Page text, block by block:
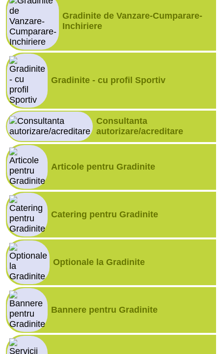
Gradinite de Vanzare-Cumparare-
Inchiriere
Gradinite - cu profil Sportiv
Consultanta
autorizare/acreditare
Articole pentru Gradinite
Catering pentru Gradinite
Optionale la Gradinite
Bannere pentru Gradinite